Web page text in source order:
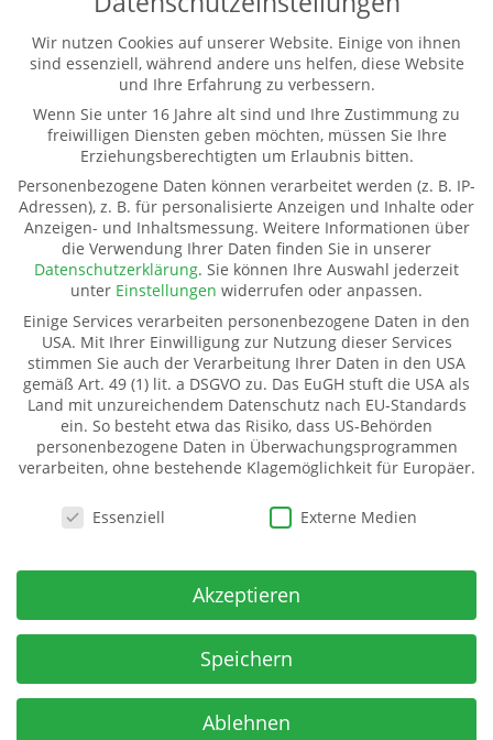
Dienstag - Mittwoch
9-12.00 und 13-16.00 Uhr (und nach Vereinbarung)
Weitere Informationen
Kontakt
Impressum
Datenschutz
Pate werden
Spenden
Mitglied werden
Kinderhilfe Westafrika e.V.
Kinderhilfe Westafrika e.V.
Dorfstraße 18 (Kahmer)
IBAN:
DE06 5009 2100 0001 7141 71
BIC: GENODE51BH2
Spar- u Kreditbank ev-freikirchl. Gemeinden
Wir nutzen Cookies auf unserer Website. Einige von ihnen
sind essenziell, während andere uns helfen, diese Website
und Ihre Erfahrung zu verbessern.
Wenn Sie unter 16 Jahre alt sind und Ihre Zustimmung zu
freiwilligen Diensten geben möchten, müssen Sie Ihre
Erziehungsberechtigten um Erlaubnis bitten.
Personenbezogene Daten können verarbeitet werden (z. B. IP-
Adressen), z. B. für personalisierte Anzeigen und Inhalte oder
Anzeigen- und Inhaltsmessung. Weitere Informationen über
die Verwendung Ihrer Daten finden Sie in unserer
Datenschutzerklärung. Sie können Ihre Auswahl jederzeit
unter Einstellungen widerrufen oder anpassen.
Einige Services verarbeiten personenbezogene Daten in den
USA. Mit Ihrer Einwilligung zur Nutzung dieser Services
stimmen Sie auch der Verarbeitung Ihrer Daten in den USA
gemäß Art. 49 (1) lit. a DSGVO zu. Das EuGH stuft die USA als
Land mit unzureichendem Datenschutz nach EU-Standards
ein. So besteht etwa das Risiko, dass US-Behörden
personenbezogene Daten in Überwachungsprogrammen
verarbeiten, ohne bestehende Klagemöglichkeit für Europäer.
Datenschutzeinstellungen
Essenziell Externe Medien
Akzeptieren
Speichern
Ablehnen